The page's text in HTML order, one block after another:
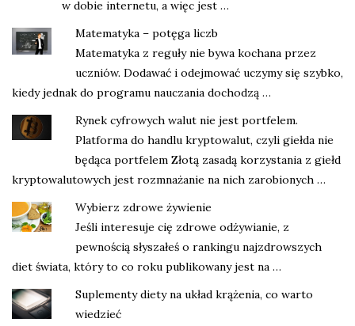
w dobie internetu, a więc jest …
Matematyka – potęga liczb
Matematyka z reguły nie bywa kochana przez
uczniów. Dodawać i odejmować uczymy się szybko,
kiedy jednak do programu nauczania dochodzą …
Rynek cyfrowych walut nie jest portfelem.
Platforma do handlu kryptowalut, czyli giełda nie
będąca portfelem Złotą zasadą korzystania z giełd
kryptowalutowych jest rozmnażanie na nich zarobionych …
Wybierz zdrowe żywienie
Jeśli interesuje cię zdrowe odżywianie, z
pewnością słyszałeś o rankingu najzdrowszych
diet świata, który to co roku publikowany jest na …
Suplementy diety na układ krążenia, co warto
wiedzieć